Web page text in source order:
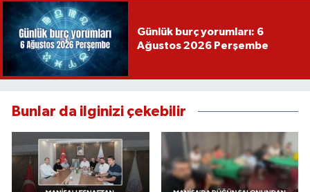
Günlük burç yorumları: 6
Ağustos 2026 Perşembe
Bunlar da ilginizi çekebilir